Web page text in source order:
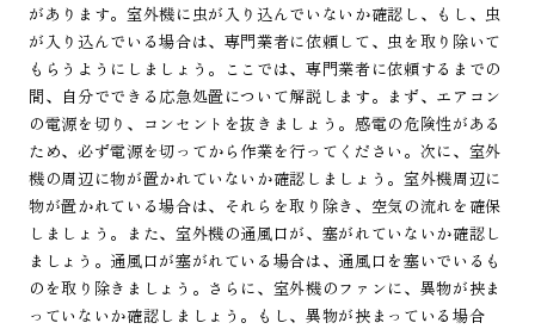
があります。室外機に虫が入り込んでいないか確認し、もし、虫
が入り込んでいる場合は、専門業者に依頼して、虫を取り除いて
もらうようにしましょう。ここでは、専門業者に依頼するまでの
間、自分でできる応急処置について解説します。まず、エアコン
の電源を切り、コンセントを抜きましょう。感電の危険性がある
ため、必ず電源を切ってから作業を行ってください。次に、室外
機の周辺に物が置かれていないか確認しましょう。室外機周辺に
物が置かれている場合は、それらを取り除き、空気の流れを確保
しましょう。また、室外機の通風口が、塞がれていないか確認し
ましょう。通風口が塞がれている場合は、通風口を塞いでいるも
のを取り除きましょう。さらに、室外機のファンに、異物が挟ま
っていないか確認しましょう。もし、異物が挟まっている場合